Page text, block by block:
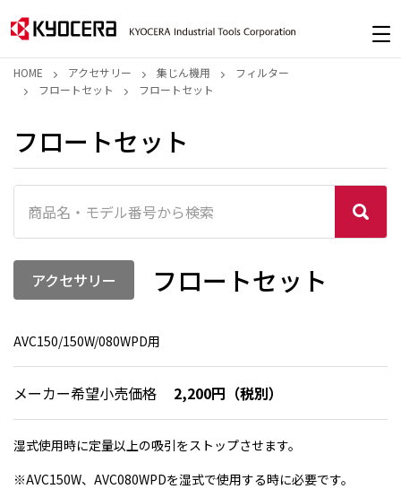
HOME アクセサリー 集じん機用
フィルター
フロートセット
フロートセット
フロートセット
アクセサリー フロートセット
AVC150/150W/080WPD用
メーカー希望小売価格 2,200円（税別）
湿式使用時に定量以上の吸引をストップさせます。
※AVC150W、AVC080WPDを湿式で使用する時に必要です。